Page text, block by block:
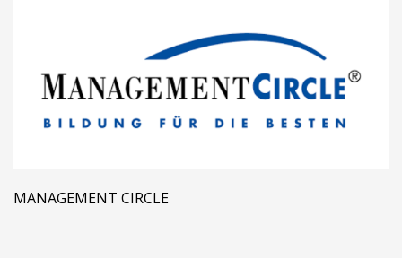
MANAGEMENT CIRCLE